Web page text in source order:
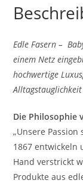
Edle Fasern –
einem Netz
hochwertige
Die Philosophie
„Unsere
1867 entwickeln
Hand verstrickt
Produkte aus